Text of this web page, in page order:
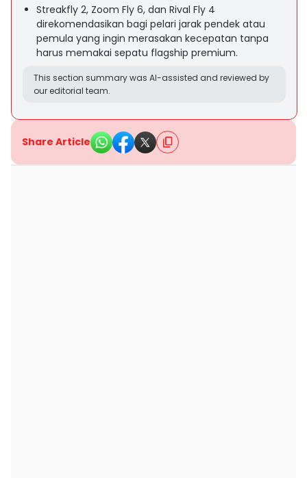
Streakfly 2, Zoom Fly 6, dan Rival Fly 4
direkomendasikan bagi pelari jarak pendek atau
pemula yang ingin merasakan kecepatan tanpa
harus memakai sepatu flagship premium.
This section summary was AI-assisted and reviewed by
our editorial team.
Share Article